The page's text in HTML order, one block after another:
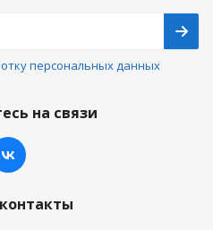
персональных данных
на связи